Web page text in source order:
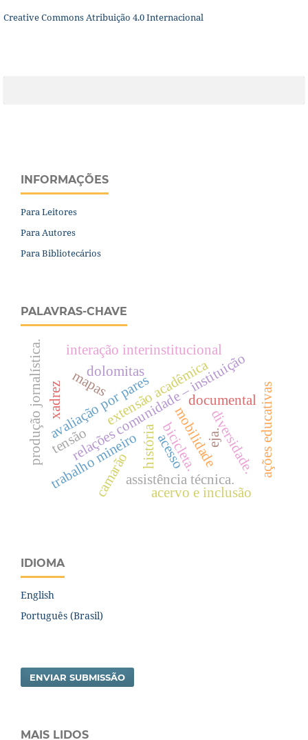
Creative Commons Atribuição 4.0 Internacional
INFORMAÇÕES
Para Leitores
Para Autores
Para Bibliotecários
PALAVRAS-CHAVE
avaliação por pares
relações comunidade – instituição
trabalho mineiro
dolomitas
documental
extensão acadêmica
produção jornalística. história diversidade.
interação interinstitucional
assistência técnica.
acervo e inclusão
mapas
mobilidade
bicicleta. ações educativas
camarão
xadrez
tensão eja.
acesso
IDIOMA
English
Português (Brasil)
ENVIAR SUBMISSÃO
MAIS LIDOS